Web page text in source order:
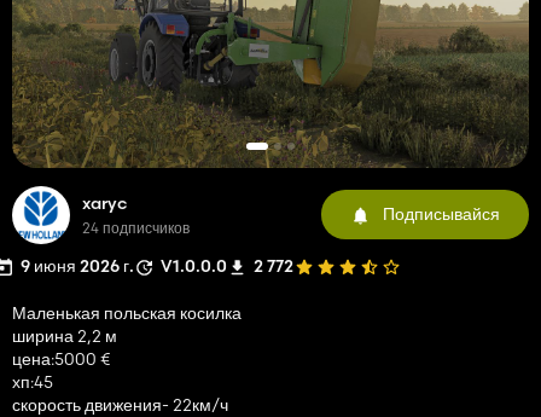
xaryc
24 подписчиков
Подписывайся
9 июня 2026 г. V1.0.0.0 2 772
Маленькая польская косилка
ширина 2,2 м
цена:5000 €
хп:45
скорость движения- 22км/ч